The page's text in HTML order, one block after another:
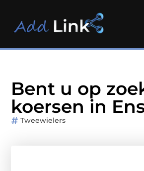
Bent u op
koersen in
Tweewielers